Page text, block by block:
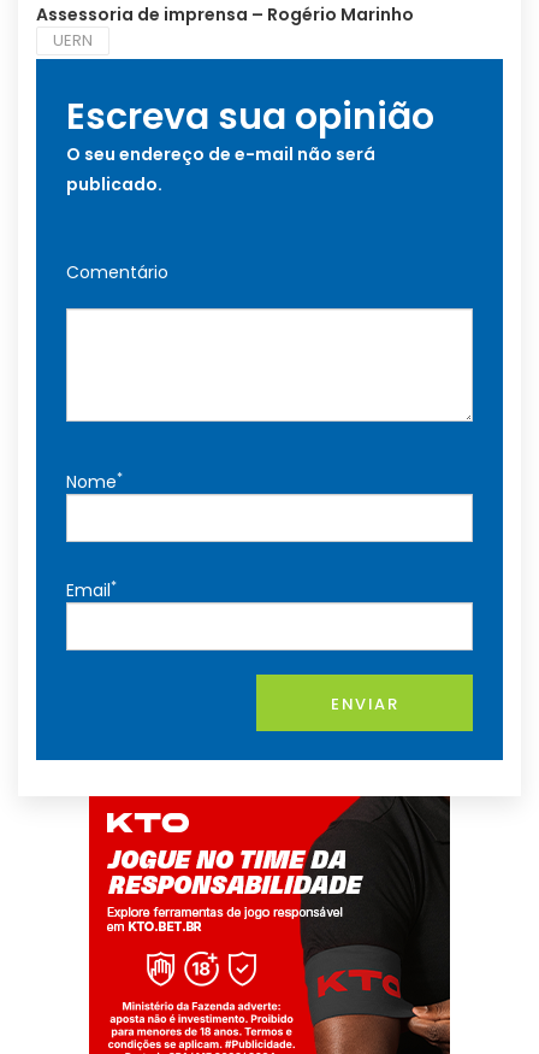
Assessoria de imprensa – Rogério Marinho
UERN
Escreva sua opinião
O seu endereço de e-mail não será
publicado.
Comentário
Nome*
Email*
ENVIAR